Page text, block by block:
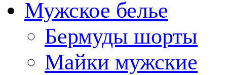
Мужское белье
Бермуды шорты
Майки мужские